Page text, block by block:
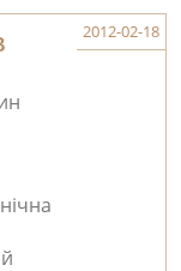
2012-02-18